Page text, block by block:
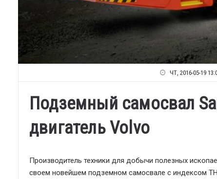
ЧТ, 2016-05-19
Подземный самосвал
двигатель Volvo
Производитель техники для добычи полезных
своем новейшем подземном самосвале с индексом